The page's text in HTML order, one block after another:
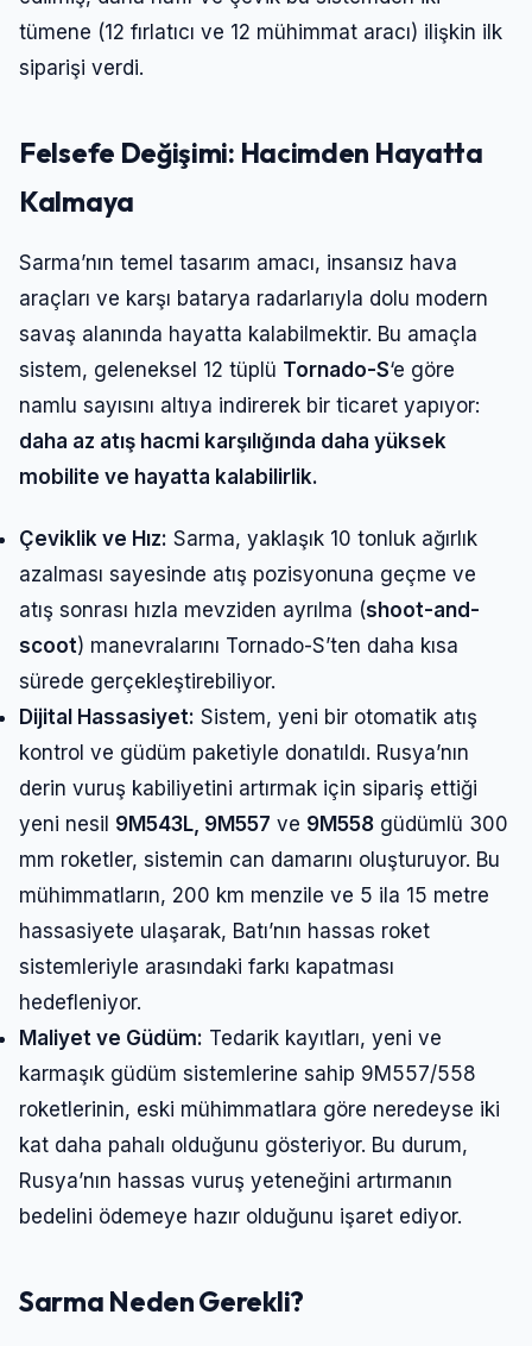
tümene (12 fırlatıcı ve 12 mühimmat aracı) ilişkin ilk
siparişi verdi.
Felsefe Değişimi: Hacimden Hayatta
Kalmaya
Sarma’nın temel tasarım amacı, insansız hava
araçları ve karşı batarya radarlarıyla dolu modern
savaş alanında hayatta kalabilmektir. Bu amaçla
sistem, geleneksel 12 tüplü Tornado-S‘e göre
namlu sayısını altıya indirerek bir ticaret yapıyor:
daha az atış hacmi karşılığında daha yüksek
mobilite ve hayatta kalabilirlik.
Çeviklik ve Hız: Sarma, yaklaşık 10 tonluk ağırlık
azalması sayesinde atış pozisyonuna geçme ve
atış sonrası hızla mevziden ayrılma (shoot-and-
scoot) manevralarını Tornado-S’ten daha kısa
sürede gerçekleştirebiliyor.
Dijital Hassasiyet: Sistem, yeni bir otomatik atış
kontrol ve güdüm paketiyle donatıldı. Rusya’nın
derin vuruş kabiliyetini artırmak için sipariş ettiği
yeni nesil 9M543L, 9M557 ve 9M558 güdümlü 300
mm roketler, sistemin can damarını oluşturuyor. Bu
mühimmatların, 200 km menzile ve 5 ila 15 metre
hassasiyete ulaşarak, Batı’nın hassas roket
sistemleriyle arasındaki farkı kapatması
hedefleniyor.
Maliyet ve Güdüm: Tedarik kayıtları, yeni ve
karmaşık güdüm sistemlerine sahip 9M557/558
roketlerinin, eski mühimmatlara göre neredeyse iki
kat daha pahalı olduğunu gösteriyor. Bu durum,
Rusya’nın hassas vuruş yeteneğini artırmanın
bedelini ödemeye hazır olduğunu işaret ediyor.
Sarma Neden Gerekli?